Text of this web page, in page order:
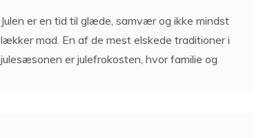
Julen er en tid til glæde, samvær og ikke mindst
lækker mad. En af de mest elskede traditioner i
julesæsonen er julefrokosten, hvor familie og